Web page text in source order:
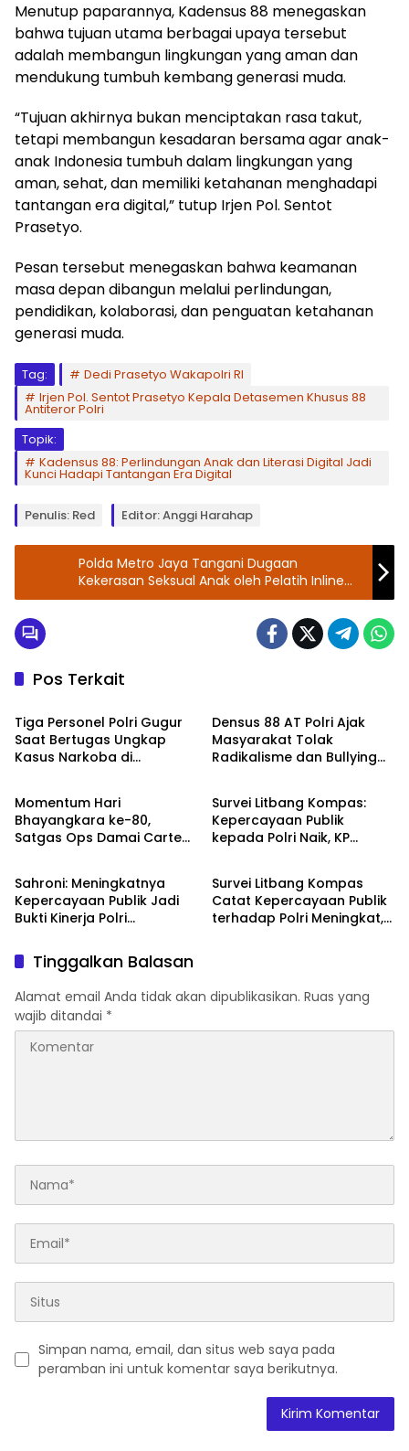
Menutup paparannya, Kadensus 88 menegaskan
bahwa tujuan utama berbagai upaya tersebut
adalah membangun lingkungan yang aman dan
mendukung tumbuh kembang generasi muda.
“Tujuan akhirnya bukan menciptakan rasa takut,
tetapi membangun kesadaran bersama agar anak-
anak Indonesia tumbuh dalam lingkungan yang
aman, sehat, dan memiliki ketahanan menghadapi
tantangan era digital,” tutup Irjen Pol. Sentot
Prasetyo.
Pesan tersebut menegaskan bahwa keamanan
masa depan dibangun melalui perlindungan,
pendidikan, kolaborasi, dan penguatan ketahanan
generasi muda.
Tag:
Dedi Prasetyo Wakapolri RI
Irjen Pol. Sentot Prasetyo Kepala Detasemen Khusus 88
Antiteror Polri
Topik:
Kadensus 88: Perlindungan Anak dan Literasi Digital Jadi
Kunci Hadapi Tantangan Era Digital
Penulis: Red Editor: Anggi Harahap
Polda Metro Jaya Tangani Dugaan
Kekerasan Seksual Anak oleh Pelatih Inline
Skate
Pos Terkait
TNI - POLRI
Tiga Personel Polri Gugur
Saat Bertugas Ungkap
Kasus Narkoba di
Biasa Anumerta
Densus 88 AT Polri Ajak
Masyarakat Tolak
Radikalisme dan Bullying
TNI - POLRI
Momentum Hari
Bhayangkara ke-80,
Satgas Ops Damai Cartenz
Sosial
TNI - POLRI
Survei Litbang Kompas:
Kepercayaan Publik
kepada Polri Naik, KP
DPR RI
Sahroni: Meningkatnya
Kepercayaan Publik Jadi
Bukti Kinerja Polri
TNI - POLRI
Survei Litbang Kompas
Catat Kepercayaan Publik
terhadap Polri Meningkat,
Tinggalkan Balasan
Alamat email Anda tidak akan dipublikasikan. Ruas yang
wajib ditandai *
Simpan nama, email, dan situs web saya pada
peramban ini untuk komentar saya berikutnya.